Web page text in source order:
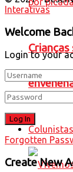
Colunistas
Interativas
Welcome
Login to your
Forgotten
Create New